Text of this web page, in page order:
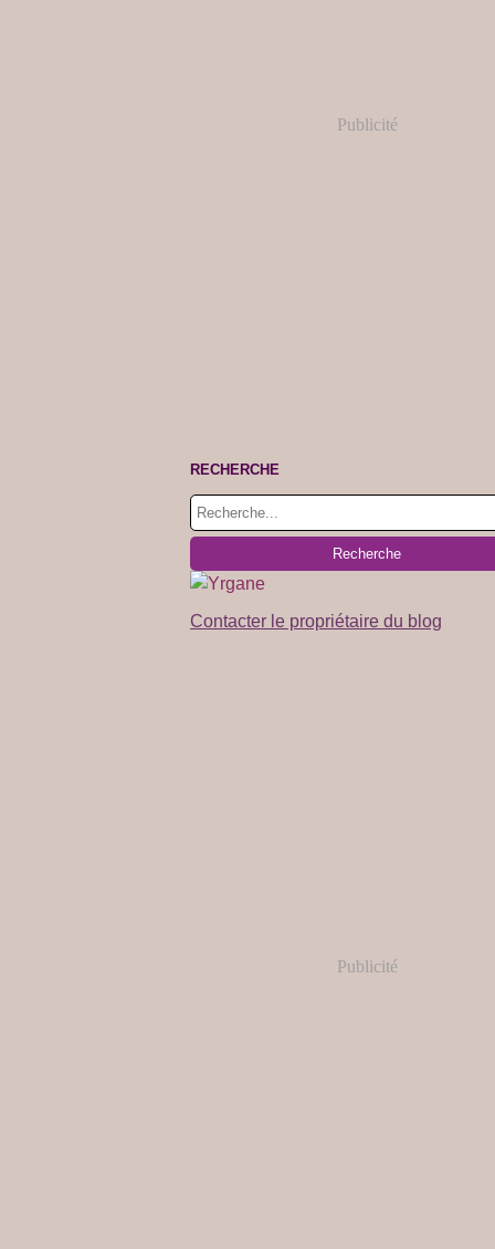
Publicité
RECHERCHE
Contacter le propriétaire du blog
Publicité